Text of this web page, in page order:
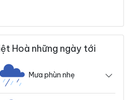
Hoà những ngày tới
Mưa phùn nhẹ